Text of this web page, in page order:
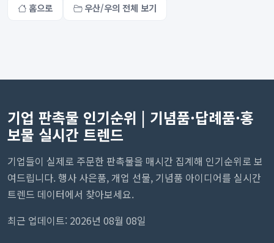
홈으로 우산/우의 전체 보기
기업 판촉물 인기순위 | 기념품·답례품·홍
보물 실시간 트렌드
기업들이 실제로 주문한 판촉물을 매시간 집계해 인기순위로 보
여드립니다. 행사 사은품, 개업 선물, 기념품 아이디어를 실시간
트렌드 데이터에서 찾아보세요.
최근 업데이트: 2026년 08월 08일